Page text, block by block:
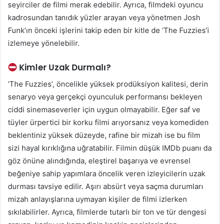
seyirciler de filmi merak edebilir. Ayrıca, filmdeki oyuncu
kadrosundan tanıdık yüzler arayan veya yönetmen Josh
Funk’ın önceki işlerini takip eden bir kitle de ‘The Fuzzies’i
izlemeye yönelebilir.
Kimler Uzak Durmalı?
‘The Fuzzies’, öncelikle yüksek prodüksiyon kalitesi, derin
senaryo veya gerçekçi oyunculuk performansı bekleyen
ciddi sinemaseverler için uygun olmayabilir. Eğer saf ve
tüyler ürpertici bir korku filmi arıyorsanız veya komediden
beklentiniz yüksek düzeyde, rafine bir mizah ise bu film
sizi hayal kırıklığına uğratabilir. Filmin düşük IMDb puanı da
göz önüne alındığında, eleştirel başarıya ve evrensel
beğeniye sahip yapımlara öncelik veren izleyicilerin uzak
durması tavsiye edilir. Aşırı absürt veya saçma durumları
mizah anlayışlarına uymayan kişiler de filmi izlerken
sıkılabilirler. Ayrıca, filmlerde tutarlı bir ton ve tür dengesi